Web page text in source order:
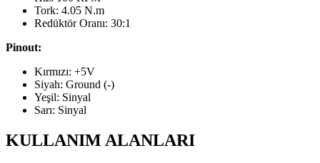
Tork: 4.05 N.m
Redüktör Oranı: 30:1
Pinout:
Kırmızı: +5V
Siyah: Ground (-)
Yeşil: Sinyal
Sarı: Sinyal
KULLANIM ALANLARI